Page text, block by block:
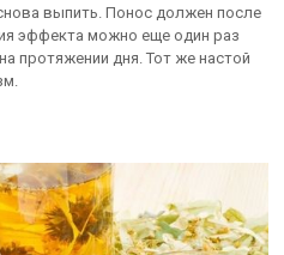
выпить. Понос должен после
эффекта можно еще один раз
протяжении дня. Тот же настой